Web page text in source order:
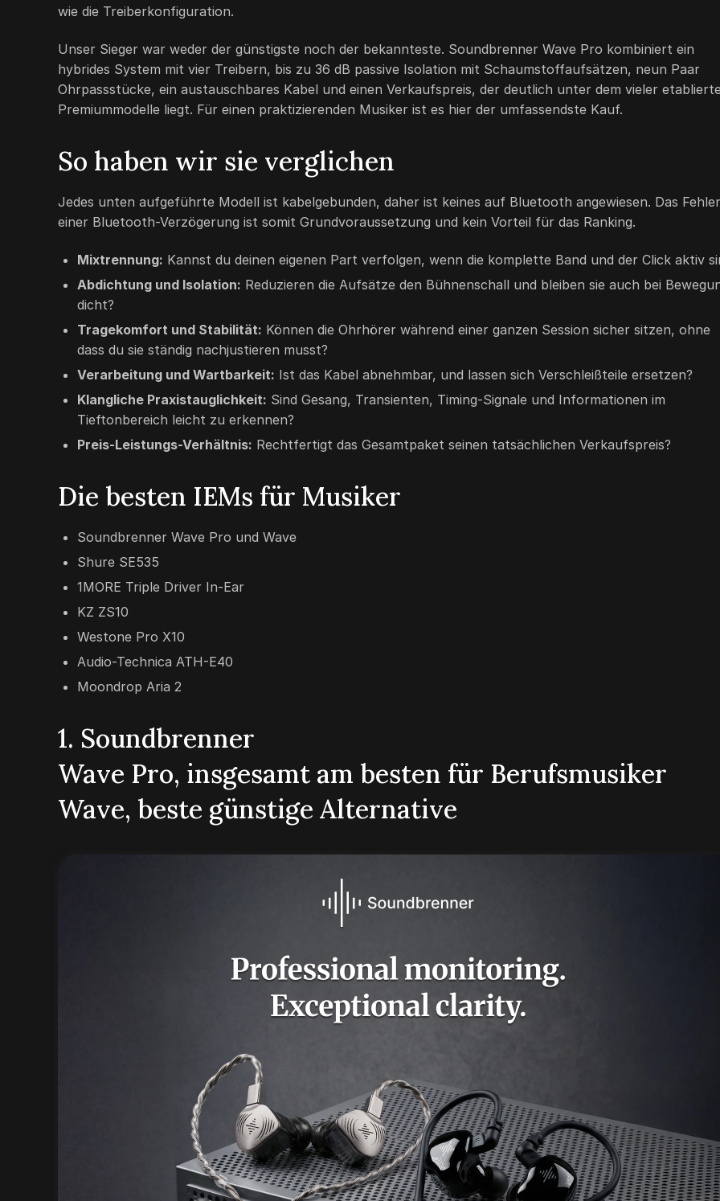
wie die Treiberkonfiguration.
Unser Sieger war weder der günstigste noch der bekannteste. Soundbrenner Wave Pro kombiniert ein
hybrides System mit vier Treibern, bis zu 36 dB passive Isolation mit Schaumstoffaufsätzen, neun Paar
Ohrpassstücke, ein austauschbares Kabel und einen Verkaufspreis, der deutlich unter dem vieler
Premiummodelle liegt. Für einen praktizierenden Musiker ist es hier der umfassendste Kauf.
So haben wir sie verglichen
Jedes unten aufgeführte Modell ist kabelgebunden, daher ist keines auf Bluetooth angewiesen. Das
einer Bluetooth-Verzögerung ist somit Grundvoraussetzung und kein Vorteil für das Ranking.
Mixtrennung: Kannst du deinen eigenen Part verfolgen, wenn die komplette Band und der Click aktiv
Abdichtung und Isolation: Reduzieren die Aufsätze den Bühnenschall und bleiben sie auch bei
dicht?
Tragekomfort und Stabilität: Können die Ohrhörer während einer ganzen Session sicher sitzen, ohne
dass du sie ständig nachjustieren musst?
Verarbeitung und Wartbarkeit: Ist das Kabel abnehmbar, und lassen sich Verschleißteile ersetzen?
Klangliche Praxistauglichkeit: Sind Gesang, Transienten, Timing-Signale und Informationen im
Tieftonbereich leicht zu erkennen?
Preis-Leistungs-Verhältnis: Rechtfertigt das Gesamtpaket seinen tatsächlichen Verkaufspreis?
Die besten IEMs für Musiker
Soundbrenner Wave Pro und Wave
Shure SE535
1MORE Triple Driver In-Ear
KZ ZS10
Westone Pro X10
Audio-Technica ATH-E40
Moondrop Aria 2
1. Soundbrenner
Wave Pro, insgesamt am besten für Berufsmusiker
Wave, beste günstige Alternative